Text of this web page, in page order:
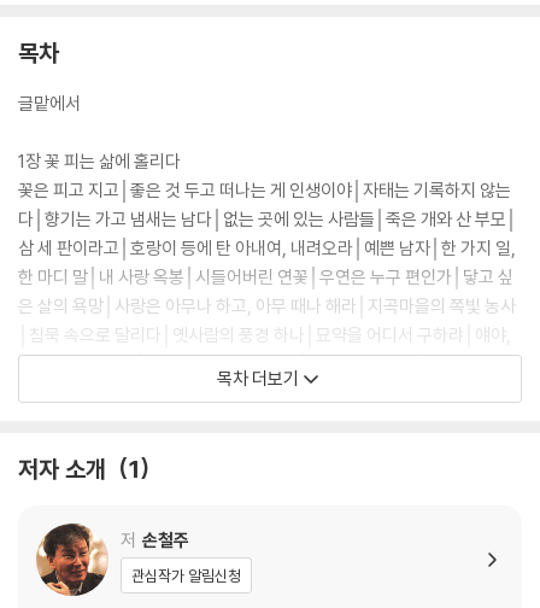
목차
글맡에서
1장 꽃 피는 삶에 홀리다
꽃은 피고 지고│좋은 것 두고 떠나는 게 인생이야│자태는 기록하지 않는
다│향기는 가고 냄새는 남다│없는 곳에 있는 사람들│죽은 개와 산 부모│
삼 세 판이라고│호랑이 등에 탄 아내여, 내려오라│예쁜 남자│한 가지 일,
한 마디 말│내 사랑 옥봉│시들어버린 연꽃│우연은 누구 편인가│닿고 싶
은 살의 욕망│사랑은 아무나 하고, 아무 때나 해라│지곡마을의 쪽빛 농사
│침묵 속으로 달리다│옛사람의 풍경 하나│묘약을 어디서 구하랴│얘야,
새우는 너 먹어라│값비싼 민어를 먹은 죄│‘누드 닭’의 효험│이중섭의 소
지나가는 것이 지나가는구나│연꽃 있는 사랑 이야기│입 다문 모란, 말하
│부드럽고 구수하고 어리석고 아름다운│동풍에 쫓기는 배꽃 만 조각│살
아도 산 목숨이 아니었구나│잊혀진 화가, 잊을 수 없는 사람│붓에게 띄우
는 오래된 사랑가│산을 떠났나, 산이 떠났나│쪽빛 바다에 떠도는 한 조각
목차 더보기
저자 소개 1
저 손철주
관심작가 알림신청